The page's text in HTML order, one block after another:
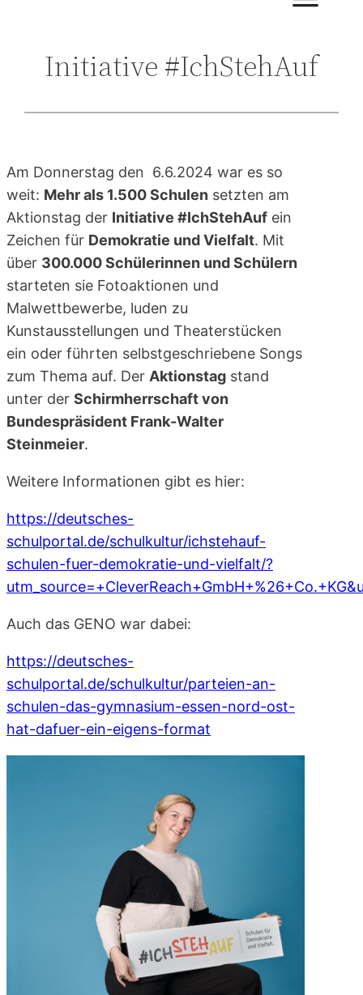
Initiative #IchStehAuf
Am Donnerstag den 6.6.2024 war es so
weit: Mehr als 1.500 Schulen setzten am
Aktionstag der Initiative #IchStehAuf ein
Zeichen für Demokratie und Vielfalt. Mit
über 300.000 Schülerinnen und Schülern
starteten sie Fotoaktionen und
Malwettbewerbe, luden zu
Kunstausstellungen und Theaterstücken
ein oder führten selbstgeschriebene Songs
zum Thema auf. Der Aktionstag stand
unter der Schirmherrschaft von
Bundespräsident Frank-Walter
Steinmeier.
Weitere Informationen gibt es hier:
https://deutsches-
schulportal.de/schulkultur/ichstehauf-
schulen-fuer-demokratie-und-vielfalt/?
Auch das GENO war dabei:
https://deutsches-
schulportal.de/schulkultur/parteien-an-
schulen-das-gymnasium-essen-nord-ost-
hat-dafuer-ein-eigens-format